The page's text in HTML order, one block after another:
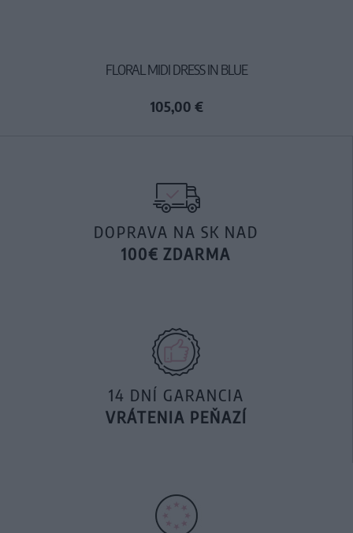
FLORAL MIDI DRESS IN BLUE
105,00 €
DOPRAVA NA SK NAD
100€ ZDARMA
14 DNÍ GARANCIA
VRÁTENIA PEŇAZÍ